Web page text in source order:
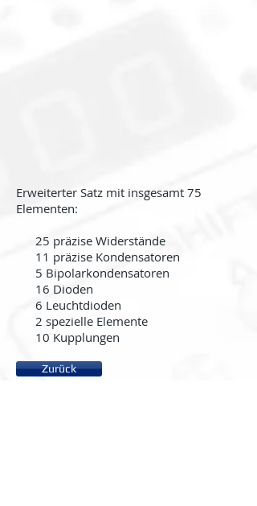
Erweiterter Satz mit insgesamt 75
Elementen:
25 präzise Widerstände
11 präzise Kondensatoren
5 Bipolarkondensatoren
16 Dioden
6 Leuchtdioden
2 spezielle Elemente
10 Kupplungen
Zurück